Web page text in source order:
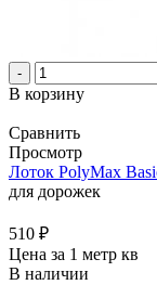
-
В корзину
Сравнить
Просмотр
Лоток PolyMax
для дорожек
510 ₽
Цена за 1 метр кв
В наличии